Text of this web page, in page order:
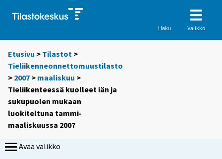
Haku Valikko
Etusivu > Tilastot >
Tieliikenneonnettomuustilasto
> 2007 > maaliskuu >
Tieliikenteessä kuolleet iän ja
sukupuolen mukaan
luokiteltuna tammi-
maaliskuussa 2007
Avaa valikko